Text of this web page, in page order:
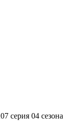
07 серия 04 сезона